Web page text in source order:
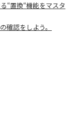
“置換“機能をマスタ
確認をしよう。